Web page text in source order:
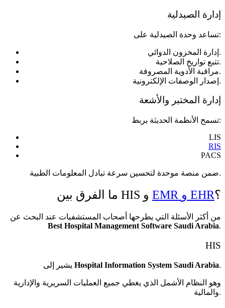
إدارة الصيدلية
تساعد وحدة الصيدلية على:
إدارة المخزون الدوائي.
تتبع تواريخ الصلاحية.
مراقبة الأدوية المصروفة.
إصدار الوصفات الإلكترونية.
إدارة المختبر والأشعة
تسمح الأنظمة الحديثة بربط:
LIS
RIS
PACS
ضمن منصة موحدة لتحسين سرعة تبادل المعلومات الطبية.
EMR و EHR؟
من أكثر الأسئلة التي يطرحها أصحاب المستشفيات عند البحث عن
Best Hospital Management Software Saudi Arabia.
HIS
Hospital Information System Saudi Arabia.
وهو النظام الأشمل الذي يغطي جميع العمليات السريرية والإدارية
والمالية.